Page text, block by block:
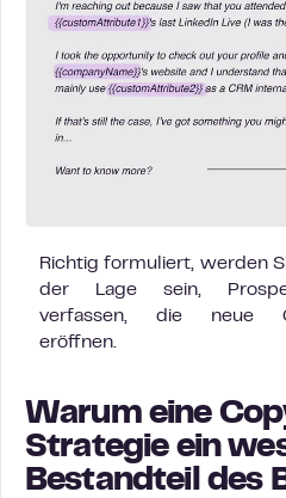
Richtig formuliert, werden
der Lage sein,
verfassen, die neue
eröffnen.
Warum eine
Strategie ein
Bestandteil des